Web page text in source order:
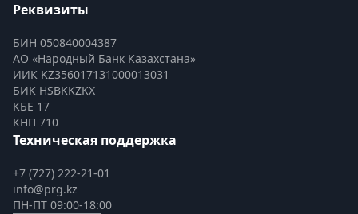
Реквизиты
БИН 050840004387
АО «Народный Банк Казахстана»
ИИК KZ356017131000013031
БИК HSBKKZKX
КБЕ 17
КНП 710
Техническая поддержка
+7 (727) 222-21-01
info@prg.kz
ПН-ПТ 09:00-18:00